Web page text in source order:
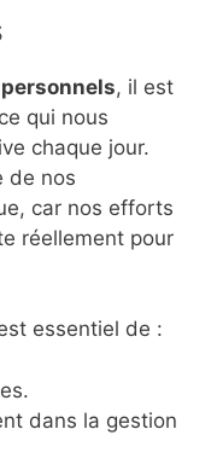
, il est
qui nous
chaque jour.
de nos
car nos efforts
réellement pour
essentiel de :
dans la gestion